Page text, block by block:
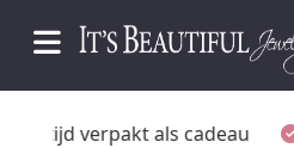
Fysieke winkel in Ommen